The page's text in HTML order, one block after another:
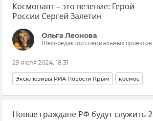
Космонавт – это везение: Герой
России Сергей Залетин
Ольга Леонова
Шеф-редактор специальных проектов
29 июля 2024, 18:31
Эксклюзивы РИА Новости Крым космос
Сергей Залетин Интервью Роскосмос
Общество Крым Новости Крыма
Новые граждане РФ будут служить 2